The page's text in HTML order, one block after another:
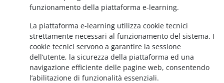
funzionamento della piattaforma e-learning.
La piattaforma e-learning utilizza cookie tecnici
strettamente necessari al funzionamento del sistema. I
cookie tecnici servono a garantire la sessione
dell’utente, la sicurezza della piattaforma ed una
navigazione efficiente delle pagine web, consentendo
l’abilitazione di funzionalità essenziali.